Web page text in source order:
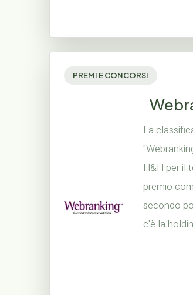
PREMI E CONCORSI
La
H&H per il
premio
secondo
c'è la